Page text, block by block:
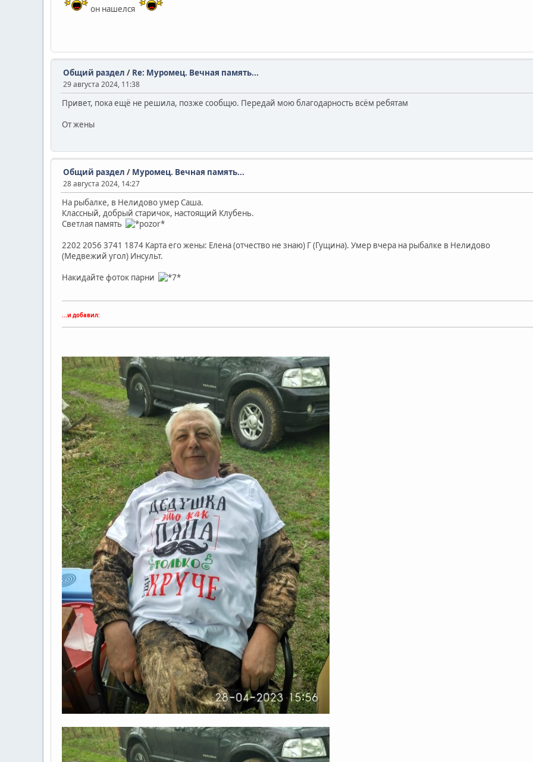
он нашелся
Общий раздел / Re: Муромец. Вечная память...
29 августа 2024, 11:38
Привет, пока ещё не решила, позже сообщю. Передай мою благодарность всём ребятам
От жены
Общий раздел / Муромец. Вечная память...
28 августа 2024, 14:27
На рыбалке, в Нелидово умер Саша.
Классный, добрый старичок, настоящий Клубень.
Светлая память
2202 2056 3741 1874 Карта его жены: Елена (отчество не знаю) Г (Гущина). Умер вчера на рыбалке в Нелидово
(Медвежий угол) Инсульт.
Накидайте фоток парни
...и добавил: